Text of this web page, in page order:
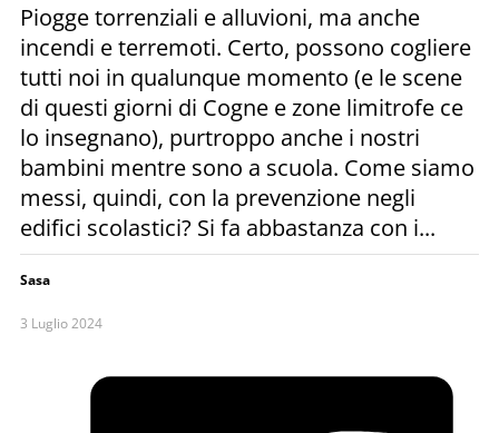
Piogge torrenziali e alluvioni, ma anche
incendi e terremoti. Certo, possono cogliere
tutti noi in qualunque momento (e le scene
di questi giorni di Cogne e zone limitrofe ce
lo insegnano), purtroppo anche i nostri
bambini mentre sono a scuola. Come siamo
messi, quindi, con la prevenzione negli
edifici scolastici? Si fa abbastanza con i...
Sasa
3 Luglio 2024